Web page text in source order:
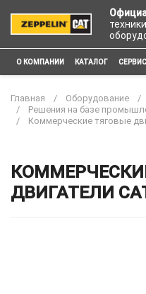
О КОМПАНИИ КАТАЛОГ
Главная Оборудование
Решения на базе
Коммерческие тяговые
ДВИГАТЕЛИ